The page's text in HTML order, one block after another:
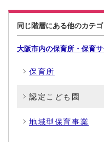
同じ階層にある他のカテゴ
大阪市内の保育所・保育
保育所
認定こども園
地域型保育事業